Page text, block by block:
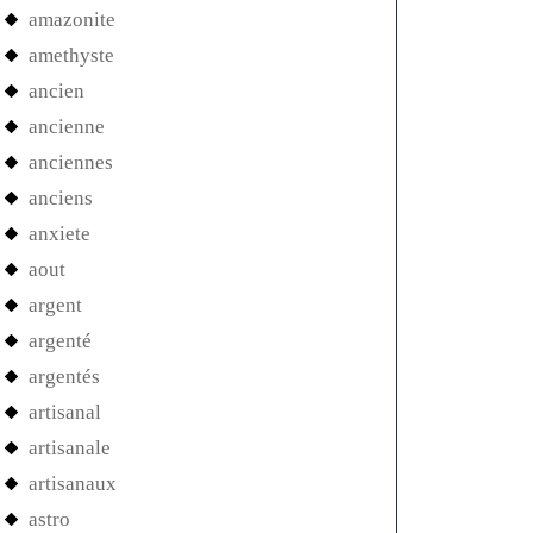
amazonite
amethyste
ancien
ancienne
anciennes
anciens
anxiete
aout
argent
argenté
argentés
artisanal
artisanale
artisanaux
astro